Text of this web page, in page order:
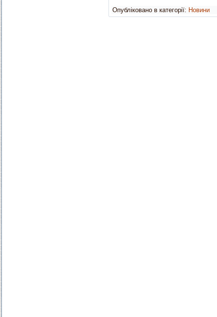
Опубліковано в категорії: Новини